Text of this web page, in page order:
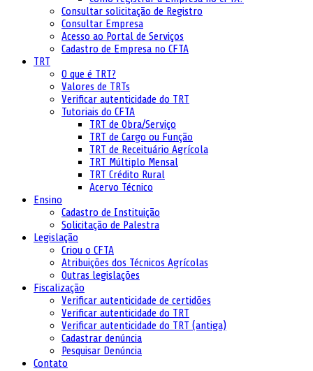
Consultar solicitação de Registro
Consultar Empresa
Acesso ao Portal de Serviços
Cadastro de Empresa no CFTA
TRT
O que é TRT?
Valores de TRTs
Verificar autenticidade do TRT
Tutoriais do CFTA
TRT de Obra/Serviço
TRT de Cargo ou Função
TRT de Receituário Agrícola
TRT Múltiplo Mensal
TRT Crédito Rural
Acervo Técnico
Ensino
Cadastro de Instituição
Solicitação de Palestra
Legislação
Criou o CFTA
Atribuições dos Técnicos Agrícolas
Outras legislações
Fiscalização
Verificar autenticidade de certidões
Verificar autenticidade do TRT
Verificar autenticidade do TRT (antiga)
Cadastrar denúncia
Pesquisar Denúncia
Contato